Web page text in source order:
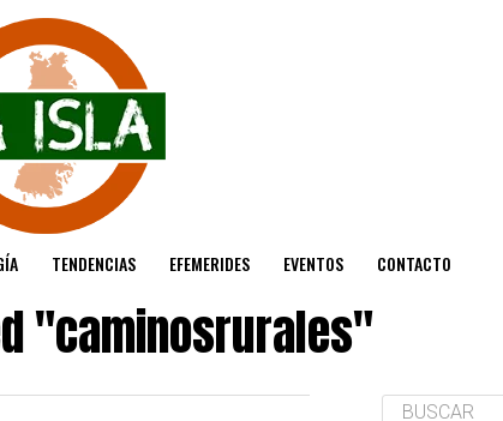
TENDENCIAS EFEMERIDES EVENTOS CONTACTO
"caminosrurales"